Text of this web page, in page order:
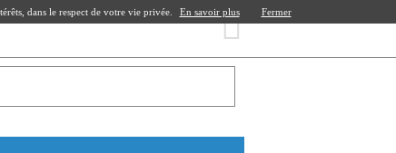
dans le respect de votre vie privée. En savoir plus Fermer